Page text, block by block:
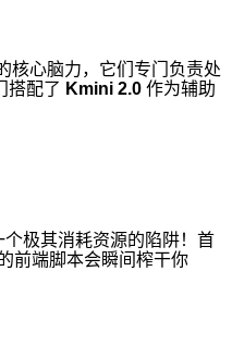
核心脑力，它们专门负责处
搭配了 Kmini 2.0 作为辅助
极其消耗资源的陷阱！首
前端脚本会瞬间榨干你